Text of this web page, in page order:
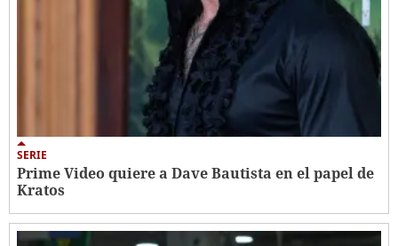
SERIE
Prime Video quiere a Dave Bautista en el papel de
Kratos